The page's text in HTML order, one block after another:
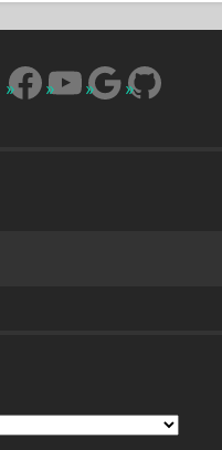
Facebook
YouTube
Google
GitHub